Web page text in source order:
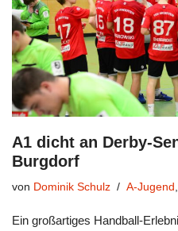
A1 dicht an Derby-
Burgdorf
von Dominik Schulz A-Jugend
Ein großartiges Handball-